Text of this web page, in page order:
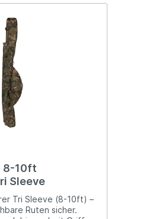
Lead Pocket,
und Brolly-Befestigung
Polyestergriffe und
einzigartiges
8-10ft
Sleeve
Tri Sleeve (8-10ft) –
Ruten sicher.